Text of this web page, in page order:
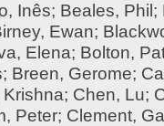
Inês; Beales, Phil ;
Ewan;
Elena; Bolton,
; Breen, Gerome;
; Chen, Lu;
Peter; Clement,